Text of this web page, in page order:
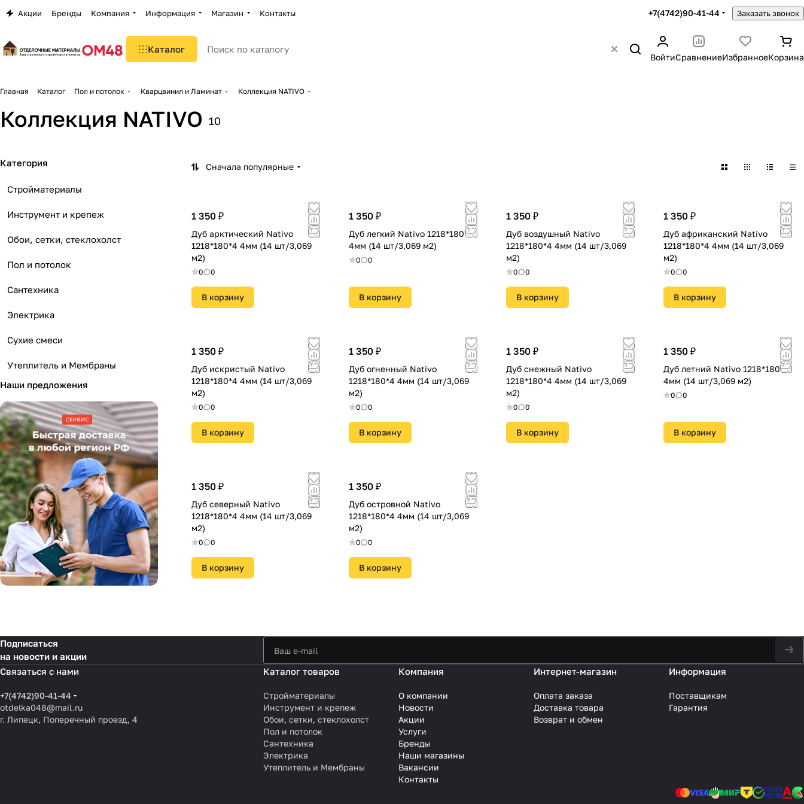
Акции Бренды Компания Информация Магазин Контакты +7(4742)90-41-44 Заказать звонок
Каталог
ВойтиСравнениеИзбранноеКорзина
Главная Каталог Пол и потолок Кварцвинил и Ламинат Коллекция NATIVO
Коллекция NATIVO 10
Сначала популярные
1 350 ₽
Дуб арктический Nativo
1218*180*4 4мм (14 шт/3,069
м2)
0 0
В корзину
1 350 ₽
Дуб легкий Nativo 1218*180*4
4мм (14 шт/3,069 м2)
0 0
В корзину
1 350 ₽
Дуб воздушный Nativo
1218*180*4 4мм (14 шт/3,069
м2)
0 0
В корзину
1 350 ₽
Дуб африканский Nativo
1218*180*4 4мм (14 шт/3,069
м2)
0 0
В корзину
1 350 ₽
Дуб искристый Nativo
1218*180*4 4мм (14 шт/3,069
м2)
0 0
В корзину
1 350 ₽
Дуб огненный Nativo
1218*180*4 4мм (14 шт/3,069
м2)
0 0
В корзину
1 350 ₽
Дуб снежный Nativo
1218*180*4 4мм (14 шт/3,069
м2)
0 0
В корзину
1 350 ₽
Дуб летний Nativo 1218*180*4
4мм (14 шт/3,069 м2)
0 0
В корзину
1 350 ₽
Дуб северный Nativo
1218*180*4 4мм (14 шт/3,069
м2)
0 0
В корзину
1 350 ₽
Дуб островной Nativo
1218*180*4 4мм (14 шт/3,069
м2)
0 0
В корзину
Категория
Стройматериалы
Инструмент и крепеж
Обои, сетки, стеклохолст
Пол и потолок
Сантехника
Электрика
Сухие смеси
Утеплитель и Мембраны
Наши предложения
Подписаться
на новости и акции
Связаться с нами
+7(4742)90-41-44
otdelka048@mail.ru
г. Липецк, Поперечный проезд, 4
Каталог товаров
Стройматериалы
Инструмент и крепеж
Обои, сетки, стеклохолст
Пол и потолок
Сантехника
Электрика
Утеплитель и Мембраны
Компания
О компании
Новости
Акции
Услуги
Бренды
Наши магазины
Вакансии
Контакты
Интернет-магазин
Оплата заказа
Доставка товара
Возврат и обмен
Информация
Поставщикам
Гарантия